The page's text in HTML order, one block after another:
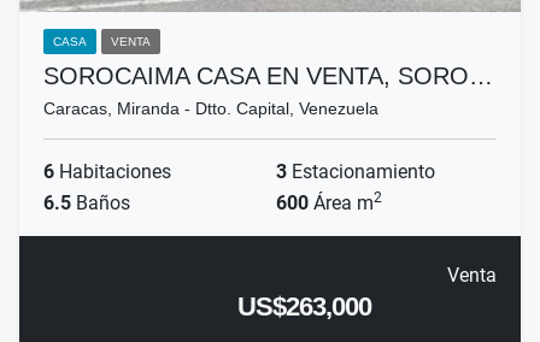
CASA VENTA
SOROCAIMA CASA EN VENTA, SORO…
Caracas, Miranda - Dtto. Capital, Venezuela
6 Habitaciones 3 Estacionamiento
6.5 Baños 600 Área m2
Venta
US$263,000